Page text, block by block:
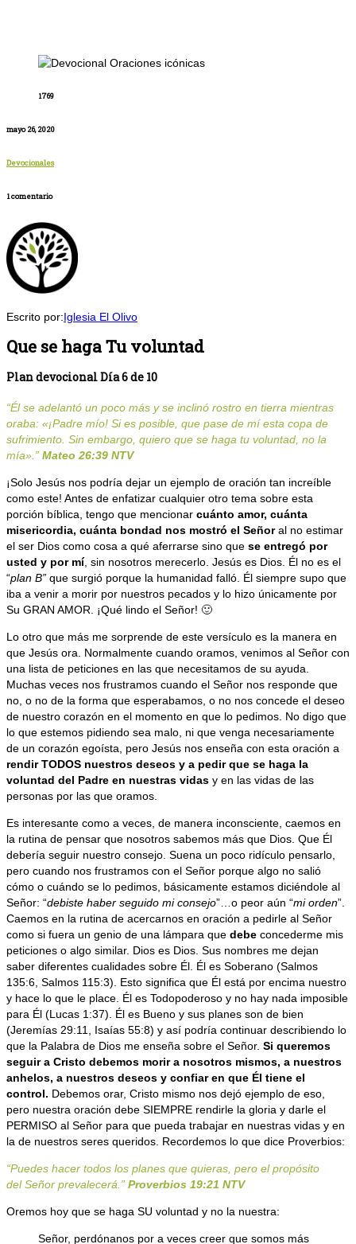
1769
mayo 26, 2020
Devocionales
1 comentario
Escrito por:Iglesia El Olivo
Que se haga Tu voluntad
Plan devocional Día 6 de 10
“Él se adelantó un poco más y se inclinó rostro en tierra mientras
oraba: «¡Padre mío! Si es posible, que pase de mí esta copa de
sufrimiento. Sin embargo, quiero que se haga tu voluntad, no la
mía».” Mateo 26:39 NTV
¡Solo Jesús nos podría dejar un ejemplo de oración tan increíble
como este! Antes de enfatizar cualquier otro tema sobre esta
porción bíblica, tengo que mencionar cuánto amor, cuánta
misericordia, cuánta bondad nos mostró el Señoral no estimar
el ser Dios como cosa a qué aferrarse sino que se entregó por
usted y por mí, sin nosotros merecerlo. Jesús es Dios. Él no es el
“plan B” que surgió porque la humanidad falló. Él siempre supo que
iba a venir a morir por nuestros pecados y lo hizo únicamente por
Su GRAN AMOR. ¡Qué lindo el Señor! 🙂
Lo otro que más me sorprende de este versículo es la manera en
que Jesús ora. Normalmente cuando oramos, venimos al Señor con
una lista de peticiones en las que necesitamos de su ayuda.
Muchas veces nos frustramos cuando el Señor nos responde que
no, o no de la forma que esperabamos, o no nos concede el deseo
de nuestro corazón en el momento en que lo pedimos. No digo que
lo que estemos pidiendo sea malo, ni que venga necesariamente
de un corazón egoísta, pero Jesús nos enseña con esta oración a
rendir TODOS nuestros deseos y a pedir que se haga la
voluntad del Padre en nuestras vidas y en las vidas de las
personas por las que oramos.
Es interesante como a veces, de manera inconsciente, caemos en
la rutina de pensar que nosotros sabemos más que Dios. Que Él
debería seguir nuestro consejo. Suena un poco ridículo pensarlo,
pero cuando nos frustramos con el Señor porque algo no salió
cómo o cuándo se lo pedimos, básicamente estamos diciéndole al
Señor: “debiste haber seguido mi consejo”…o peor aún “mi orden”.
Caemos en la rutina de acercarnos en oración a pedirle al Señor
como si fuera un genio de una lámpara que debe concederme mis
peticiones o algo similar. Dios es Dios. Sus nombres me dejan
saber diferentes cualidades sobre Él. Él es Soberano (Salmos
135:6, Salmos 115:3). Esto significa que Él está por encima nuestro
y hace lo que le place. Él es Todopoderoso y no hay nada imposible
para Él (Lucas 1:37). Él es Bueno y sus planes son de bien
(Jeremías 29:11, Isaías 55:8) y así podría continuar describiendo lo
que la Palabra de Dios me enseña sobre el Señor. Si queremos
seguir a Cristo debemos morir a nosotros mismos, a nuestros
anhelos, a nuestros deseos y confiar en que Él tiene el
control. Debemos orar, Cristo mismo nos dejó ejemplo de eso,
pero nuestra oración debe SIEMPRE rendirle la gloria y darle el
PERMISO al Señor para que pueda trabajar en nuestras vidas y en
la de nuestros seres queridos. Recordemos lo que dice Proverbios:
“Puedes hacer todos los planes que quieras, pero el propósito
del Señor prevalecerá.” Proverbios 19:21 NTV
Oremos hoy que se haga SU voluntad y no la nuestra:
Señor, perdónanos por a veces creer que somos más